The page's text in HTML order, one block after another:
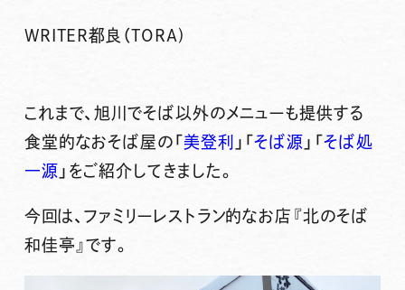
WRITER都良（TORA)
これまで、旭川でそば以外のメニューも提供する
食堂的なおそば屋の「美登利 」「そば源 」「そば処
一源 」をご紹介してきました。
今回は、ファミリーレストラン的なお店 『北のそば
和佳亭』です。